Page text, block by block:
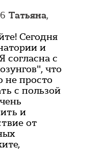
Татьяна,
Сегодня
и
согласна с
что
не просто
с пользой
и
от